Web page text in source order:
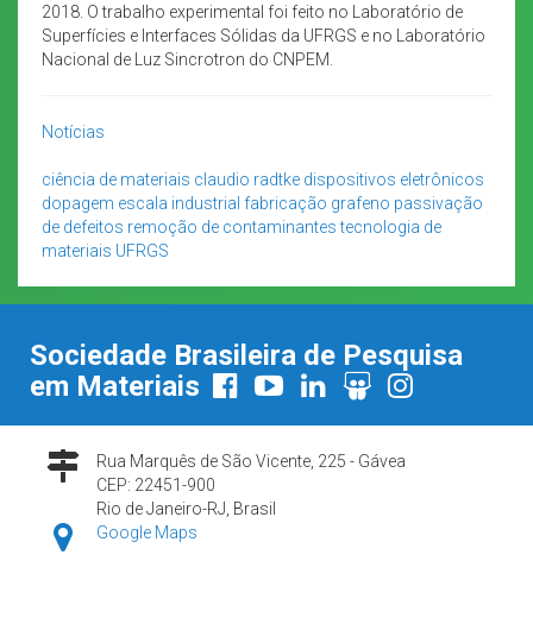
2018. O trabalho experimental foi feito no Laboratório de
Superfícies e Interfaces Sólidas da UFRGS e no Laboratório
Nacional de Luz Sincrotron do CNPEM.
Notícias
ciência de materiais claudio radtke dispositivos eletrônicos
dopagem escala industrial fabricação grafeno passivação
de defeitos remoção de contaminantes tecnologia de
materiais UFRGS
Sociedade Brasileira de Pesquisa
em Materiais
Rua Marquês de São Vicente, 225 - Gávea
CEP: 22451-900
Rio de Janeiro-RJ, Brasil
Google Maps